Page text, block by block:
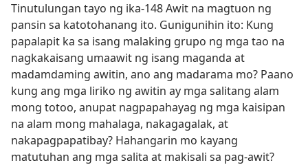
Tinutulungan tayo ng ika-148 Awit na magtuon ng
pansin sa katotohanang ito. Gunigunihin ito: Kung
papalapit ka sa isang malaking grupo ng mga tao na
nagkakaisang umaawit ng isang maganda at
madamdaming awitin, ano ang madarama mo? Paano
kung ang mga liriko ng awitin ay mga salitang alam
mong totoo, anupat nagpapahayag ng mga kaisipan
na alam mong mahalaga, nakagagalak, at
nakapagpapatibay? Hahangarin mo kayang
matutuhan ang mga salita at makisali sa pag-awit?